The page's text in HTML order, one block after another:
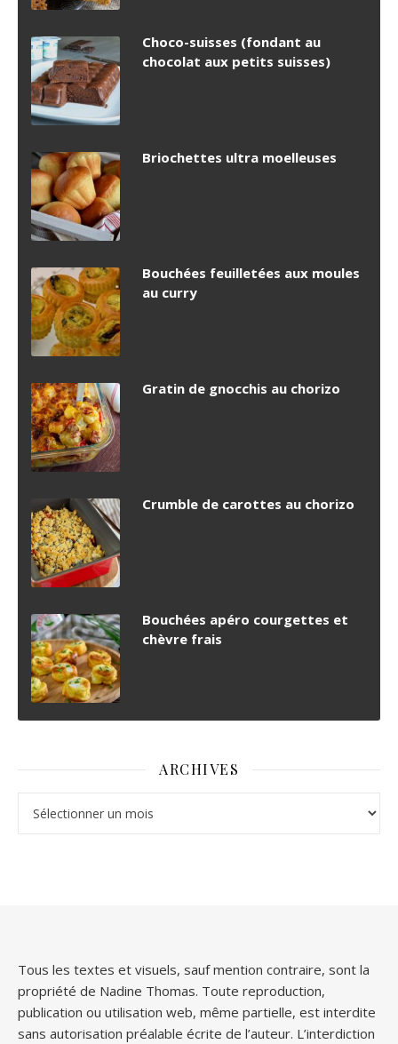
Choco-suisses (fondant au
chocolat aux petits suisses)
Briochettes ultra moelleuses
Bouchées feuilletées aux moules
au curry
Gratin de gnocchis au chorizo
Crumble de carottes au chorizo
Bouchées apéro courgettes et
chèvre frais
ARCHIVES
Tous les textes et visuels, sauf mention contraire, sont la
propriété de Nadine Thomas. Toute reproduction,
publication ou utilisation web, même partielle, est interdite
sans autorisation préalable écrite de l’auteur. L’interdiction